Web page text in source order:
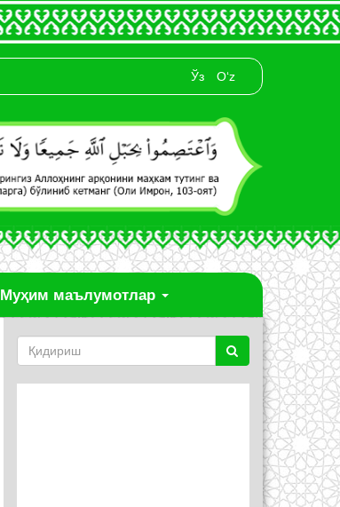
Ўз O‘z
Муҳим маълумотлар